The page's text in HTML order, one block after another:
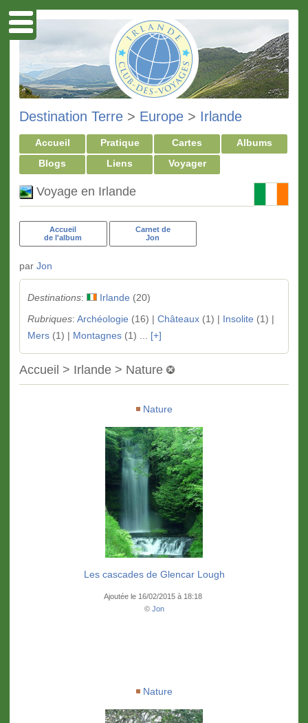
Destination Terre > Europe > Irlande
Accueil Pratique Cartes
Albums
Blogs
Liens Voyager
Voyage en Irlande
Accueil
de l'album
Carnet de
Jon
par Jon
Destinations: Irlande (20)
Rubriques: Archéologie (16) | Châteaux(1) | Insolite (1) |
Mers(1) | Montagnes(1) ... [+]
Accueil > Irlande > Nature
Nature
Les cascades de Glencar Lough
Ajoutée le 16/02/2015 à 18:18
© Jon
Nature